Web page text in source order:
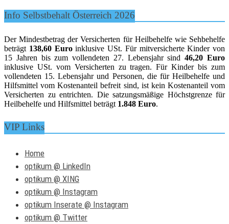
Info Selbstbehalt Österreich 2026
Der Mindestbetrag der Versicherten für Heilbehelfe wie Sehbehelfe
beträgt 138,60 Euroinklusive USt. Für mitversicherte Kinder von
15 Jahren bis zum vollendeten 27. Lebensjahr sind46,20 Euro
inklusive USt. vom Versicherten zu tragen. Für Kinder bis zum
vollendeten 15. Lebensjahr und Personen, die für Heilbehelfe und
Hilfsmittel vom Kostenanteil befreit sind, ist kein Kostenanteil vom
Versicherten zu entrichten. Die satzungsmäßige Höchstgrenze für
Heilbehelfe und Hilfsmittel beträgt 1.848 Euro.
VIP Links
Home
optikum @ LinkedIn
optikum @ XING
optikum @ Instagram
optikum Inserate @ Instagram
optikum @ Twitter